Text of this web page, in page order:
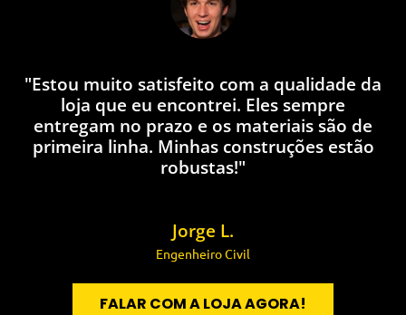
"Estou muito satisfeito com a qualidade da
loja que eu encontrei. Eles sempre
entregam no prazo e os materiais são de
primeira linha. Minhas construções estão
robustas!"
Jorge L.
Engenheiro Civil
FALAR COM A LOJA AGORA!